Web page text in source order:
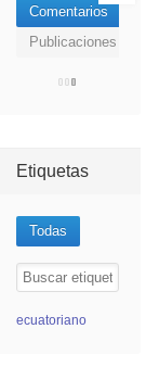
Comentarios
Publicaciones
Etiquetas
Todas
ecuatoriano